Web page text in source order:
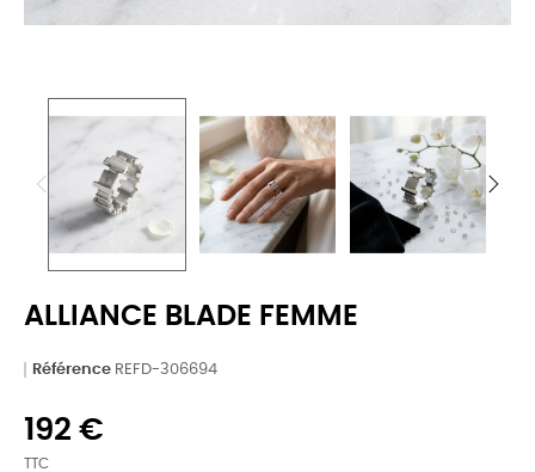
ALLIANCE BLADE FEMME
Référence REFD-306694
192 €
TTC